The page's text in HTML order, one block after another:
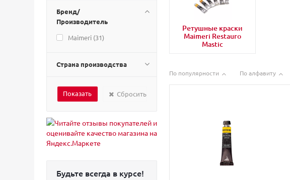
Бренд/
Производитель
Maimeri (31)
Страна производства
Сбросить
Будьте всегда в курсе!
Ретушные краски
Maimeri Restauro
Mastic
По популярности По алфавиту